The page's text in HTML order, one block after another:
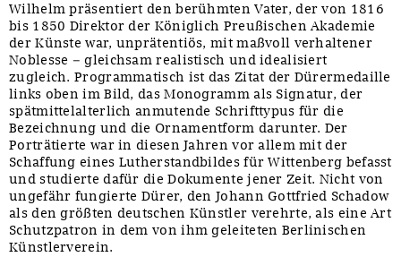
Wilhelm präsentiert den berühmten Vater, der von 1816
bis 1850 Direktor der Königlich Preußischen Akademie
der Künste war, unprätentiös, mit maßvoll verhaltener
Noblesse – gleichsam realistisch und idealisiert
zugleich. Programmatisch ist das Zitat der Dürermedaille
links oben im Bild, das Monogramm als Signatur, der
spätmittelalterlich anmutende Schrifttypus für die
Bezeichnung und die Ornamentform darunter. Der
Porträtierte war in diesen Jahren vor allem mit der
Schaffung eines Lutherstandbildes für Wittenberg befasst
und studierte dafür die Dokumente jener Zeit. Nicht von
ungefähr fungierte Dürer, den Johann Gottfried Schadow
als den größten deutschen Künstler verehrte, als eine Art
Schutzpatron in dem von ihm geleiteten Berlinischen
Künstlerverein.